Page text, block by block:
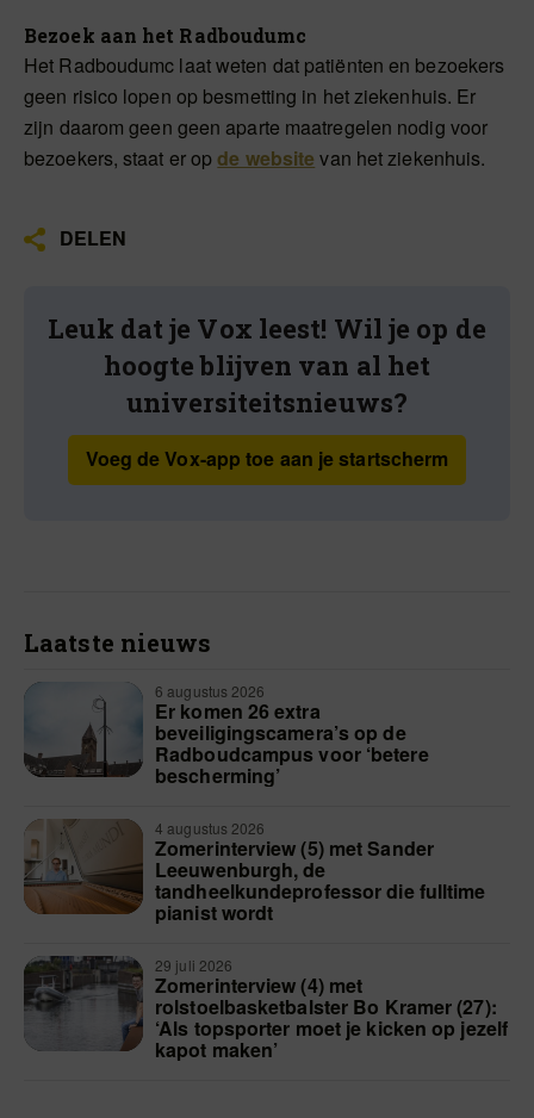
Bezoek aan het Radboudumc
Het Radboudumc laat weten dat patiënten en bezoekers
geen risico lopen op besmetting in het ziekenhuis. Er
zijn daarom geen geen aparte maatregelen nodig voor
bezoekers, staat er opde website van het ziekenhuis.
DELEN
Leuk dat je Vox leest! Wil je op de
hoogte blijven van al het
universiteitsnieuws?
Voeg de Vox-app toe aan je startscherm
Laatste nieuws
6 augustus 2026
Er komen 26 extra
beveiligingscamera’s op de
Radboudcampus voor ‘betere
bescherming’
4 augustus 2026
Zomerinterview (5) met Sander
Leeuwenburgh, de
tandheelkundeprofessor die fulltime
pianist wordt
29 juli 2026
Zomerinterview (4) met
rolstoelbasketbalster Bo Kramer (27):
‘Als topsporter moet je kicken op jezelf
kapot maken’